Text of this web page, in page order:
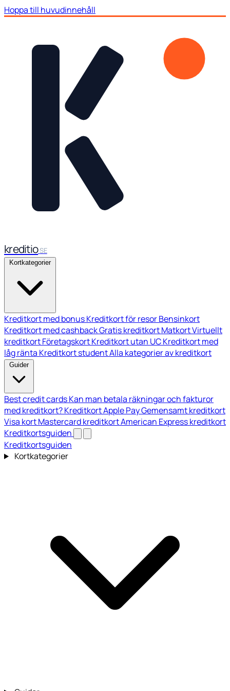
Hoppa till huvudinnehåll
kreditioSE
Kortkategorier
Kreditkort med bonusKreditkort för resorBensinkort
Kreditkort med cashbackGratis kreditkortMatkortVirtuellt
kreditkortFöretagskortKreditkort utan UCKreditkort med
låg ränta Kreditkort studentAlla kategorier av kreditkort
Guider
Best credit cardsKan man betala räkningar och fakturor
med kreditkort?Kreditkort Apple PayGemensamt kreditkort
Visa kortMastercard kreditkortAmerican Express kreditkort
Kreditkortsguiden
Kreditkortsguiden
Kortkategorier